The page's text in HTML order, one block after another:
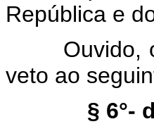
República e
Ouvido, o
veto ao
§ 6°-